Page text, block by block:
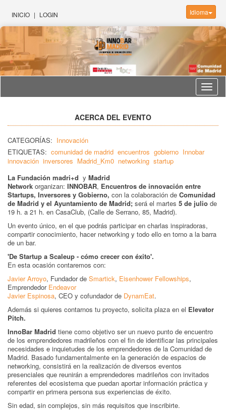
INICIO | LOGIN Idioma
Idioma
ACERCA DEL EVENTO
CATEGORÍAS: Innovación
ETIQUETAS: comunidad de madrid encuentros gobierno Innobar
innovación inversores Madrid_Km0 networking startup
La Fundación madri+d y Madrid
Network organizan: INNOBAR, Encuentros de innovación entre
Startups, Inversores y Gobierno, con la colaboración de Comunidad
de Madrid y el Ayuntamiento de Madrid; será el martes 5 de julio de
19 h. a 21 h. en CasaClub, (Calle de Serrano, 85, Madrid).
Un evento único, en el que podrás participar en charlas inspiradoras,
compartir conocimiento, hacer networking y todo ello en torno a la barra
de un bar.
'De Startup a Scaleup - cómo crecer con éxito'.
En esta ocasión contaremos con:
Javier Arroyo, Fundador de Smartick, Eisenhower Fellowships,
Emprendedor Endeavor
Javier Espinosa, CEO y cofundador de DynamEat.
Además si quieres contarnos tu proyecto, solicita plaza en el Elevator
Pitch.
InnoBar Madrid tiene como objetivo ser un nuevo punto de encuentro
de los emprendedores madrileños con el fin de identificar las principales
necesidades e inquietudes de los emprendedores de la Comunidad de
Madrid. Basado fundamentalmente en la generación de espacios de
networking, consistirá en la realización de diversos eventos
presenciales que reunirán a emprendedores madrileños con invitados
referentes del ecosistema que puedan aportar información práctica y
compartir en primera persona sus experiencias de éxito.
Sin edad, sin complejos, sin más requisitos que inscribirte.